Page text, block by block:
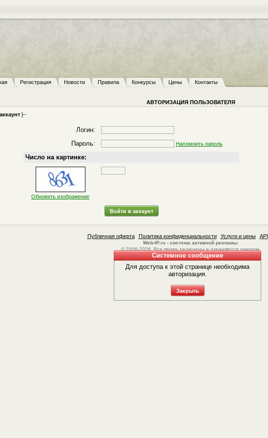
Регистрация Новости Правила Конкурсы Цены Контакты
АВТОРИЗАЦИЯ ПОЛЬЗОВАТЕЛЯ
]--
Логин:
Пароль:
Напомнить пароль
Число на картинке:
Обновить изображение
Публичная оферта Политика конфиденциальности Услуги и цены API
Web-IP.ru - система активной рекламы.
© 2006-2026. Все права защищены и охраняются законом.
Системное сообщение
Для доступа к этой странице необходима
авторизация.